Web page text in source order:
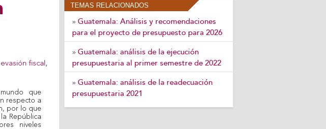
evasión fiscal,
que
respecto a
por lo que
República
niveles
TEMAS RELACIONADOS
» Guatemala: Análisis y recomendaciones
para el proyecto de presupuesto para 2026
» Guatemala: análisis de la ejecución
presupuestaria al primer semestre de 2022
» Guatemala: análisis de la readecuación
presupuestaria 2021